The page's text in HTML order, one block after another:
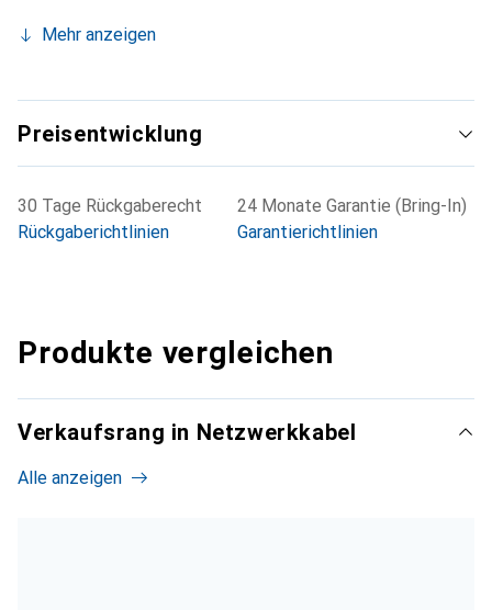
Mehr anzeigen
Preisentwicklung
30 Tage Rückgaberecht
Rückgaberichtlinien
24 Monate Garantie (Bring-In)
Garantierichtlinien
Produkte vergleichen
Verkaufsrang in Netzwerkkabel
Alle anzeigen